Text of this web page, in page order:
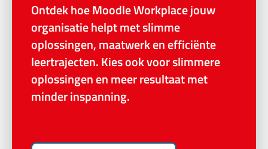
Ontdek hoe Moodle Workplace jouw
organisatie helpt met slimme
oplossingen, maatwerk en efficiënte
leertrajecten. Kies ook voor slimmere
oplossingen en meer resultaat met
minder inspanning.